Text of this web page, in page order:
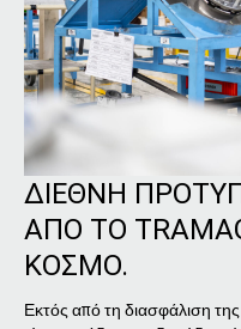
ΔΙΕΘΝΗ
ΑΠΟ ΤΟ
ΚΟΣΜΟ.
Εκτός από τη διασφάλιση